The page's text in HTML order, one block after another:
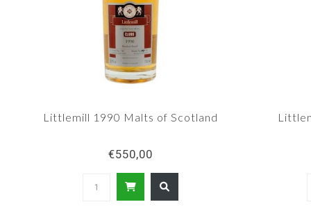
Littlemill 1990 Malts of Scotland
€550,00